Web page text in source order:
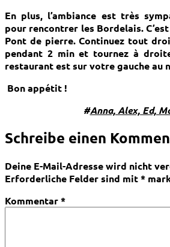
En plus, l’ambiance est très
pour rencontrer les Bordelais.
Pont de pierre. Continuez tout
pendant 2 min et tournez à
restaurant est sur votre gauche au
Bon appétit !
#Anna, Alex, Ed,
Schreibe einen
Deine E-Mail-Adresse wird nicht
Erforderliche Felder sind mit*
Kommentar*